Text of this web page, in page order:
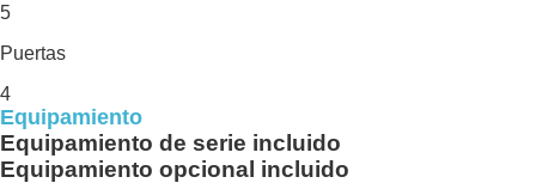
5
Puertas
4
Equipamiento
Equipamiento de serie incluido
Equipamiento opcional incluido